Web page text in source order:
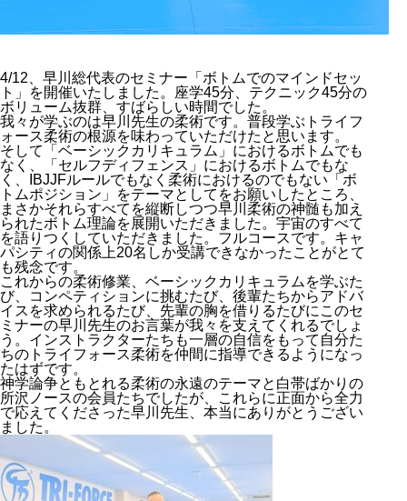
4/12、早川総代表のセミナー「ボトムでのマインドセッ
ト」を開催いたしました。座学45分、テクニック45分の
ボリューム抜群、すばらしい時間でした。
我々が学ぶのは早川先生の柔術です。普段学ぶトライフ
ォース柔術の根源を味わっていただけたと思います。
そして「ベーシックカリキュラム」におけるボトムでも
なく、「セルフディフェンス」におけるボトムでもな
く、IBJJFルールでもなく柔術におけるのでもない「ボ
トムポジション」をテーマとしてをお願いしたところ、
まさかそれらすべてを縦断しつつ早川柔術の神髄も加え
られたボトム理論を展開いただきました。宇宙のすべて
を語りつくしていただきました。フルコースです。キャ
パシティの関係上20名しか受講できなかったことがとて
も残念です。
これからの柔術修業、ベーシックカリキュラムを学ぶた
び、コンペティションに挑むたび、後輩たちからアドバ
イスを求められるたび、先輩の胸を借りるたびにこのセ
ミナーの早川先生のお言葉が我々を支えてくれるでしょ
う。インストラクターたちも一層の自信をもって自分た
ちのトライフォース柔術を仲間に指導できるようになっ
たはずです。
神学論争ともとれる柔術の永遠のテーマと白帯ばかりの
所沢ノースの会員たちでしたが、これらに正面から全力
で応えてくださった早川先生、本当にありがとうござい
ました。